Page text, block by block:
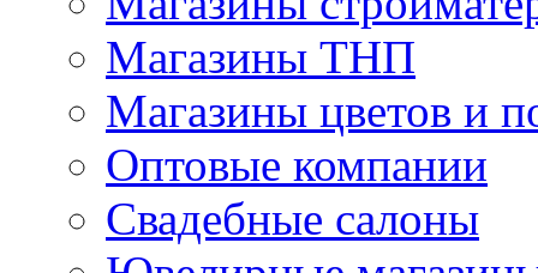
Магазины ТНП
Магазины цветов и
Оптовые компании
Свадебные салоны